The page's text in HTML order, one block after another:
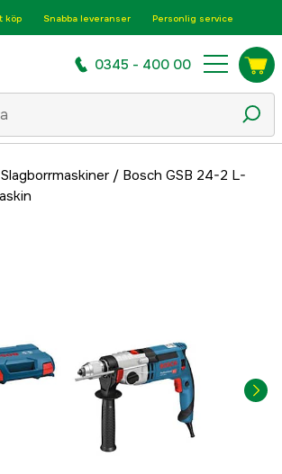
köp Snabba leveranser Personlig service
0345 - 400 00
/ Bosch GSB 24-2 L-